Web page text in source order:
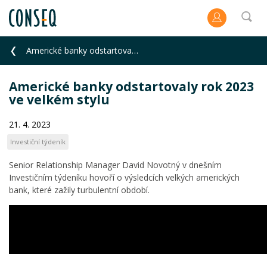
Americké banky odstartovaly rok 2023 ve velkém stylu
Americké banky odstartovaly rok 2023
ve velkém stylu
21. 4. 2023
Investiční týdeník
Senior Relationship Manager David Novotný v dnešním
Investičním týdeníku hovoří o výsledcích velkých amerických
bank, které zažily turbulentní období.